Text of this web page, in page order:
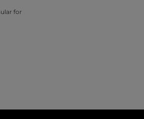
for